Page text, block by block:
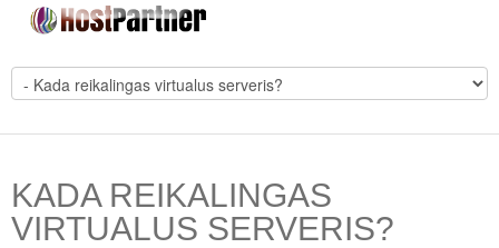
KADA REIKALINGAS
VIRTUALUS SERVERIS?